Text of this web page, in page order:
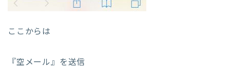
ここからは
『空メール』を送信